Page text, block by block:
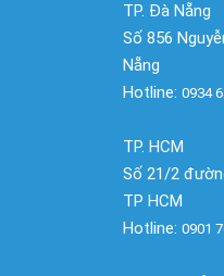
TP. Đà Nẵng
Số 856
Nẵng
Hotline:0934
TP. HCM
Số 21/2
TP HCM
Hotline:0901